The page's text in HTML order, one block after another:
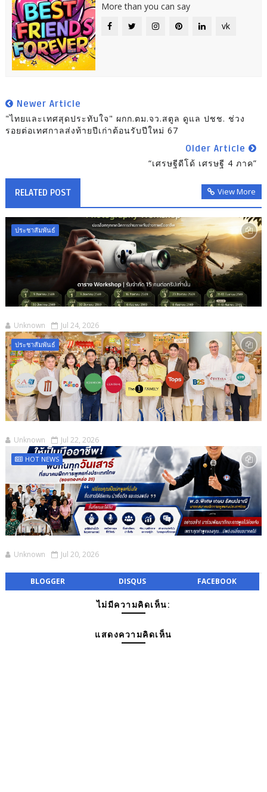
More than you can say
vk
Newer Article
"ไทยและเทศสุดประทับใจ" ผกก.ตม.จว.สตูล ดูแล ปชช. ช่วง
รอยต่อเทศกาลส่งท้ายปีเก่าต้อนรับปีใหม่ 67
Older Article
“เศรษฐีดีโด้ เศรษฐี 4 ภาค”
RELATED POST View More
ประชาสัมพันธ์
Unknown Jul 24, 2026
ประชาสัมพันธ์
Unknown Jul 22, 2026
HOT NEWS
Unknown Jul 20, 2026
BLOGGER DISQUS FACEBOOK
ไม่มีความคิดเห็น:
แสดงความคิดเห็น